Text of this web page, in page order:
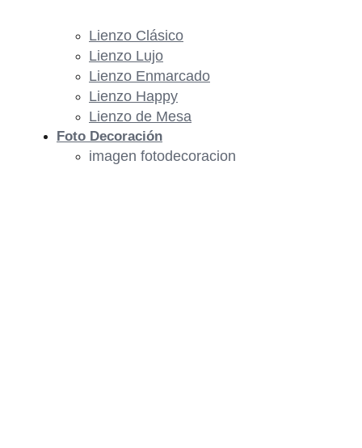
Lienzo Clásico
Lienzo Lujo
Lienzo Enmarcado
Lienzo Happy
Lienzo de Mesa
Foto Decoración
imagen fotodecoracion